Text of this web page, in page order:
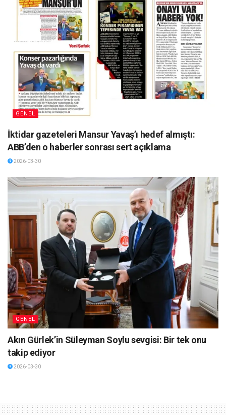
GENEL
İktidar gazeteleri Mansur Yavaş’ı hedef almıştı:
ABB’den o haberler sonrası sert açıklama
2026-03-30
GENEL
Akın Gürlek’in Süleyman Soylu sevgisi: Bir tek onu
takip ediyor
2026-03-30